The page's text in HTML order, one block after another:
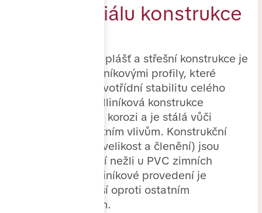
Dle materiálu konstrukce
Obvodový plášť a střešní konstrukce je
tvořena hliníkovými profily, které
zajišťují prvotřídní stabilitu celého
systému. Hliníková konstrukce
nepodléhá korozi a je stálá vůči
povětrnostním vlivům. Konstrukční
možnosti (velikost a členění) jsou
rozšířenější nežli u PVC zimních
zahrad. Hliníkové provedení je
nákladnější oproti ostatním
materiálům.